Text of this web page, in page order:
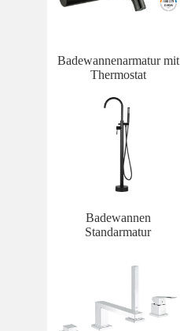
Badewannenarmatur mit
Thermostat
Badewannen
Standarmatur